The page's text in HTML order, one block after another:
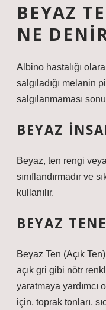
BEYAZ
NE
Albino hastalığı
salgıladığı melanin
salgılanmaması
BEYAZ
Beyaz, ten rengi
sınıflandırmadır ve
kullanılır.
BEYAZ
Beyaz Ten (Açık
açık gri gibi nötr
yaratmaya yardımcı
için, toprak tonları,